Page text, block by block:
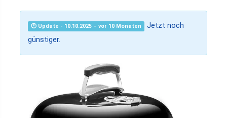
🕐 Update - 10.10.2025 – vor 10 Monaten
Jetzt noch
günstiger.